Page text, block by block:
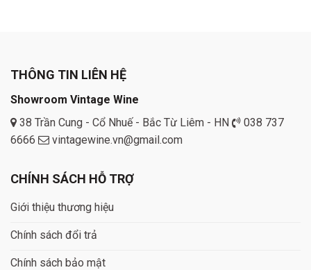
THÔNG TIN LIÊN HỆ
Showroom Vintage Wine
38 Trần Cung - Cổ Nhuế - Bắc Từ Liêm - HN
038 737
6666
vintagewine.vn@gmail.com
CHÍNH SÁCH HỖ TRỢ
Giới thiệu thương hiệu
Chính sách đổi trả
Chính sách bảo mật